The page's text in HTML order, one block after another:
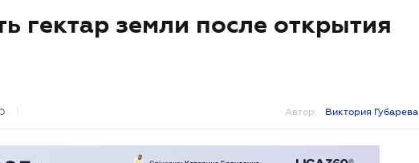
гектар земли после открытия
Автор: Виктория Губарева